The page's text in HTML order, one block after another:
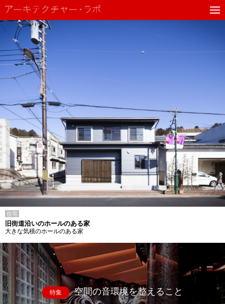
住宅
旧街道沿いのホールのある家
大きな気積のホールのある家
特集 空間の音環境を整えること